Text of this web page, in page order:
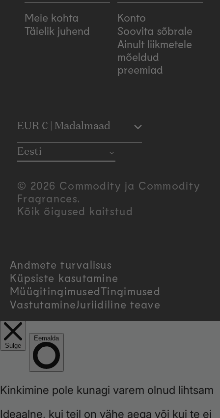
Meie kohta
Täielik juhend
Konto
Soovita sõbrale
Ainult liikmetele
mõeldud
preemiad
C
o
u
n
y
/
r
e
g
i
o
EUR € | Madalmaad
Eesti
© 2026 Commodity ja Commodity
Fragrances.
Kõik õigused kaitstud
Andmete turvalisus
Küpsiste kasutamine
MüügitingimusedTingimused
VastutamineJuriidiline teave